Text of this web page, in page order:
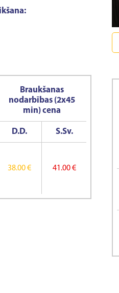
Braukšanas
nodarbības (2x45
min) cena
D.D. S.Sv.
38.00 € 41.00 €